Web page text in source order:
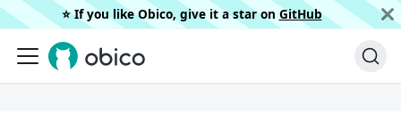
⭐️ If you like Obico, give it a star on GitHub